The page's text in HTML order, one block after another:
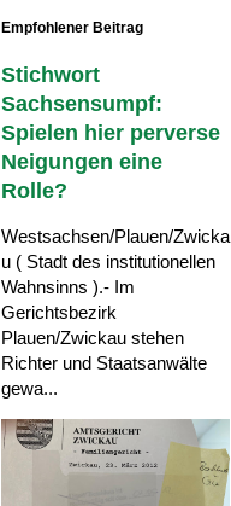
Empfohlener Beitrag
Stichwort
Sachsensumpf:
Spielen hier perverse
Neigungen eine
Rolle?
Westsachsen/Plauen/Zwicka
u ( Stadt des institutionellen
Wahnsinns ).- Im
Gerichtsbezirk
Plauen/Zwickau stehen
Richter und Staatsanwälte
gewa...